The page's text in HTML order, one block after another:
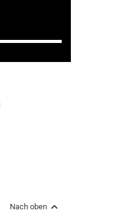
Nach oben